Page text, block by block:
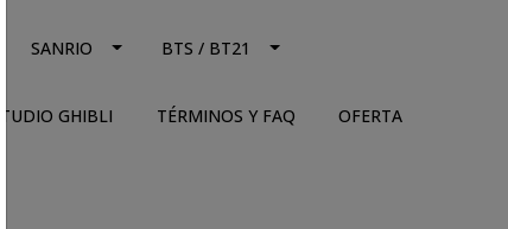
SANRIO BTS / BT21
STUDIO GHIBLI TÉRMINOS Y FAQ OFERTA